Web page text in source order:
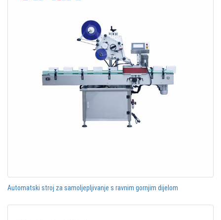
Automatski stroj za samoljepljivanje s ravnim gornjim dijelom